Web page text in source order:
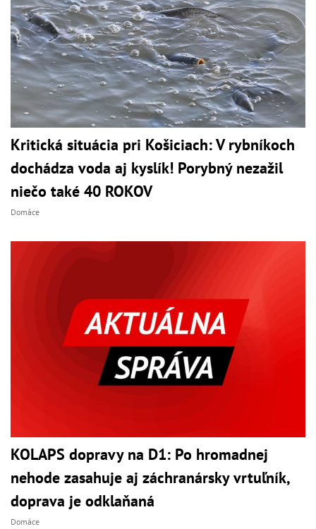
Kritická situácia pri Košiciach: V rybníkoch
dochádza voda aj kyslík! Porybný nezažil
niečo také 40 ROKOV
Domáce
KOLAPS dopravy na D1: Po hromadnej
nehode zasahuje aj záchranársky vrtuľník,
doprava je odklaňaná
Domáce